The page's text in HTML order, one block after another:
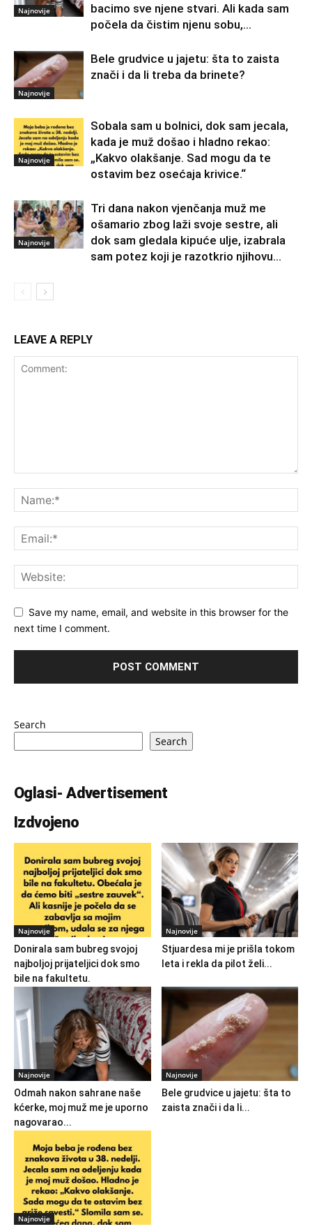
Najnovije
bacimo sve njene stvari. Ali kada sam
počela da čistim njenu sobu,...
Najnovije
Bele grudvice u jajetu: šta to zaista
znači i da li treba da brinete?
Najnovije
Sobala sam u bolnici, dok sam jecala,
kada je muž došao i hladno rekao:
„Kakvo olakšanje. Sad mogu da te
ostavim bez osećaja krivice.“
Najnovije
Tri dana nakon vjenčanja muž me
ošamario zbog laži svoje sestre, ali
dok sam gledala kipuće ulje, izabrala
sam potez koji je razotkrio njihovu...
LEAVE A REPLY
Save my name, email, and website in this browser for the
next time I comment.
Search
Search
Oglasi- Advertisement
Izdvojeno
Najnovije
Donirala sam bubreg svojoj
najboljoj prijateljici dok smo
bile na fakultetu.
Najnovije
Stjuardesa mi je prišla tokom
leta i rekla da pilot želi...
Najnovije
Odmah nakon sahrane naše
kćerke, moj muž me je uporno
nagovarao...
Najnovije
Bele grudvice u jajetu: šta to
zaista znači i da li...
Najnovije